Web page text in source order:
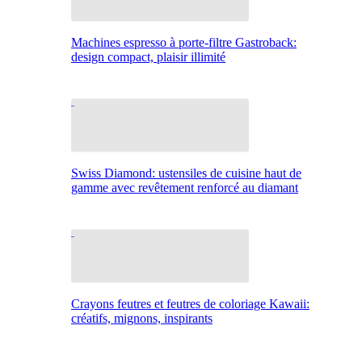
Machines espresso à porte-filtre Gastroback:
design compact, plaisir illimité
Swiss Diamond: ustensiles de cuisine haut de
gamme avec revêtement renforcé au diamant
Crayons feutres et feutres de coloriage Kawaii:
créatifs, mignons, inspirants